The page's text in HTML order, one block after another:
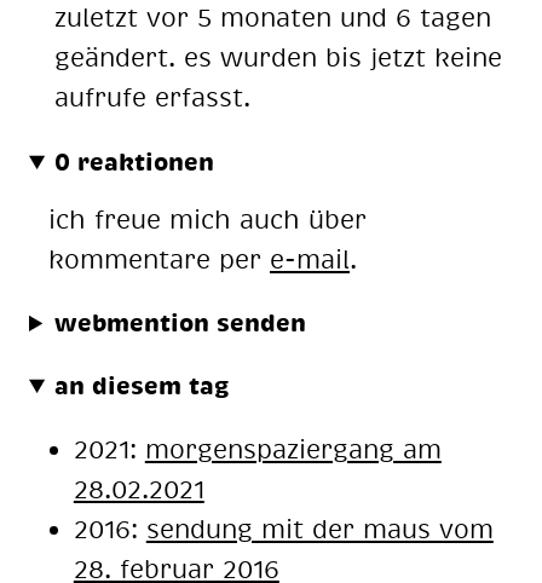
zuletzt vor 5 monaten und 6 tagen
geändert. es wurden bis jetzt keine
aufrufe erfasst.
0 reaktionen
ich freue mich auch über
kommentare per e-mail.
webmention senden
an diesem tag
2021: morgenspaziergang am
28.02.2021
2016: sendung mit der maus vom
28. februar 2016